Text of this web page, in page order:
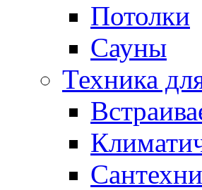
Потолки
Сауны
Техника